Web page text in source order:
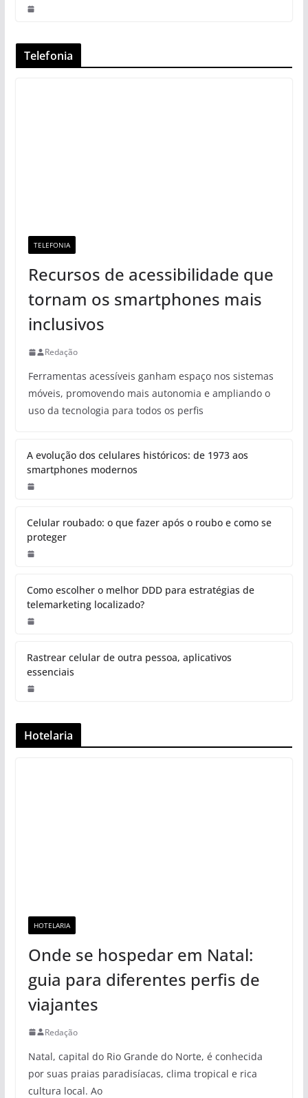
Telefonia
TELEFONIA
Recursos de acessibilidade que
tornam os smartphones mais
inclusivos
Redação
Ferramentas acessíveis ganham espaço nos sistemas
móveis, promovendo mais autonomia e ampliando o
uso da tecnologia para todos os perfis
A evolução dos celulares históricos: de 1973 aos
smartphones modernos
Celular roubado: o que fazer após o roubo e como se
proteger
Como escolher o melhor DDD para estratégias de
telemarketing localizado?
Rastrear celular de outra pessoa, aplicativos
essenciais
Hotelaria
HOTELARIA
Onde se hospedar em Natal:
guia para diferentes perfis de
viajantes
Redação
Natal, capital do Rio Grande do Norte, é conhecida
por suas praias paradisíacas, clima tropical e rica
cultura local. Ao